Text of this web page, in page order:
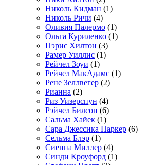
Николь Кидман (1)
Николь Ричи (4)
Оливия Палермо (1)
Ольга Куриленко (1)
Пэрис Хилтон (3)
Рамер Уиллис (1)
Рейчел Зоуи (1)
Рейчел МакАдамс (1)
Рене Зеллвегер (2)
Рианна (2)
Риз Уизерспун (4)
Рэйчел Билсон (6)
Сальма Хайек (1)
Сара Джессика Паркер (6)
Сельма Блэр (1)
Сиенна Миллер (4)
Синди Кроуфорд (1)